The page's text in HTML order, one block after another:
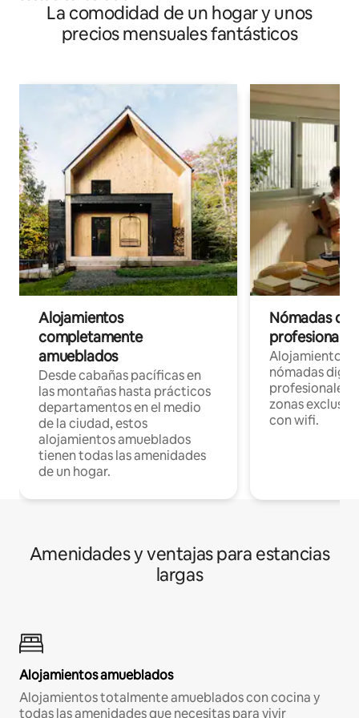
La comodidad de un hogar y unos
precios mensuales fantásticos
Alojamientos
completamente
amueblados
Desde cabañas pacíficas en
las montañas hasta prácticos
departamentos en el medio
de la ciudad, estos
alojamientos amueblados
tienen todas las amenidades
de un hogar.
Nómadas
Alojamientos
nómadas
profesionales
zonas
con wifi.
Amenidades y ventajas para estancias
largas
Alojamientos amueblados
Alojamientos totalmente amueblados con cocina y
todas las amenidades que necesitas para vivir